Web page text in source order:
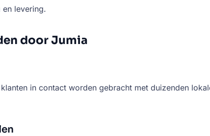
en levering.
door Jumia
in contact worden gebracht met duizenden